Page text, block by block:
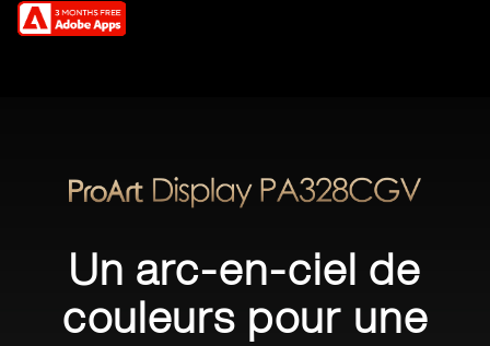
Un arc-en-ciel de
couleurs pour une